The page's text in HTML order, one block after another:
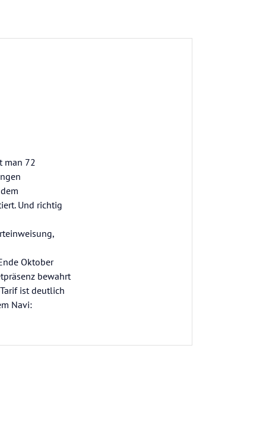
man 72
Und richtig
Oktober
bewahrt
ist deutlich
Navi: